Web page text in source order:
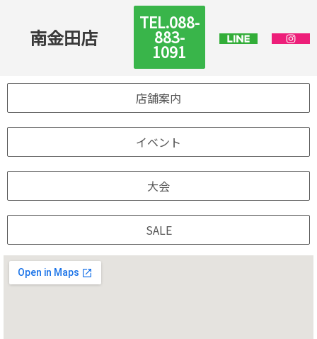
南金田店
TEL.088-
883-
1091
店舗案内
イベント
大会
SALE